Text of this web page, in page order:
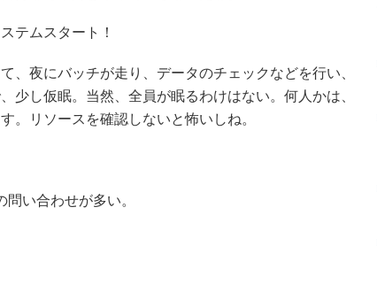
テムスタート！
、夜にバッチが走り、データのチェックなどを行い、
少し仮眠。当然、全員が眠るわけはない。何人かは、
。リソースを確認しないと怖いしね。
い合わせが多い。